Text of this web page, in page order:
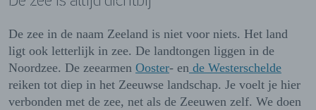
De zee in de naam Zeeland is niet voor niets. Het land
ligt ook letterlijk in zee. De landtongen liggen in de
Noordzee. De zeearmen Ooster- en de Westerschelde
reiken tot diep in het Zeeuwse landschap. Je voelt je hier
verbonden met de zee, net als de Zeeuwen zelf. We doen